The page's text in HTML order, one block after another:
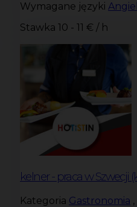
Wymagane języki
Stawka 10 - 11 € / h
kelner - praca w Szwecji
Kategoria Gastronomia ,